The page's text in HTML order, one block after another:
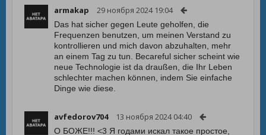
armakap 29 ноября 2024 19:04
Das hat sicher gegen Leute geholfen, die
Frequenzen benutzen, um meinen Verstand zu
kontrollieren und mich davon abzuhalten, mehr
an einem Tag zu tun. Becareful sicher scheint wie
neue Technologie ist da draußen, die Ihr Leben
schlechter machen können, indem Sie einfache
Dinge wie diese.
avfedorov704 13 ноября 2024 04:40
О БОЖЕ!!! <3 Я годами искал такое простое,